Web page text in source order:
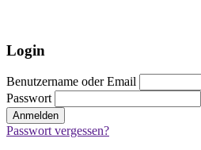
Login
Benutzername oder Email
Passwort
Passwort vergessen?